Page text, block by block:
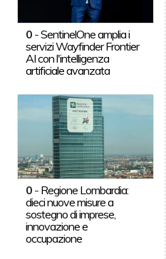
0 -SentinelOne amplia i
servizi Wayfinder Frontier
AI con l'intelligenza
artificiale avanzata
0 - Regione Lombardia:
dieci nuove misure a
sostegno di imprese,
innovazione e
occupazione